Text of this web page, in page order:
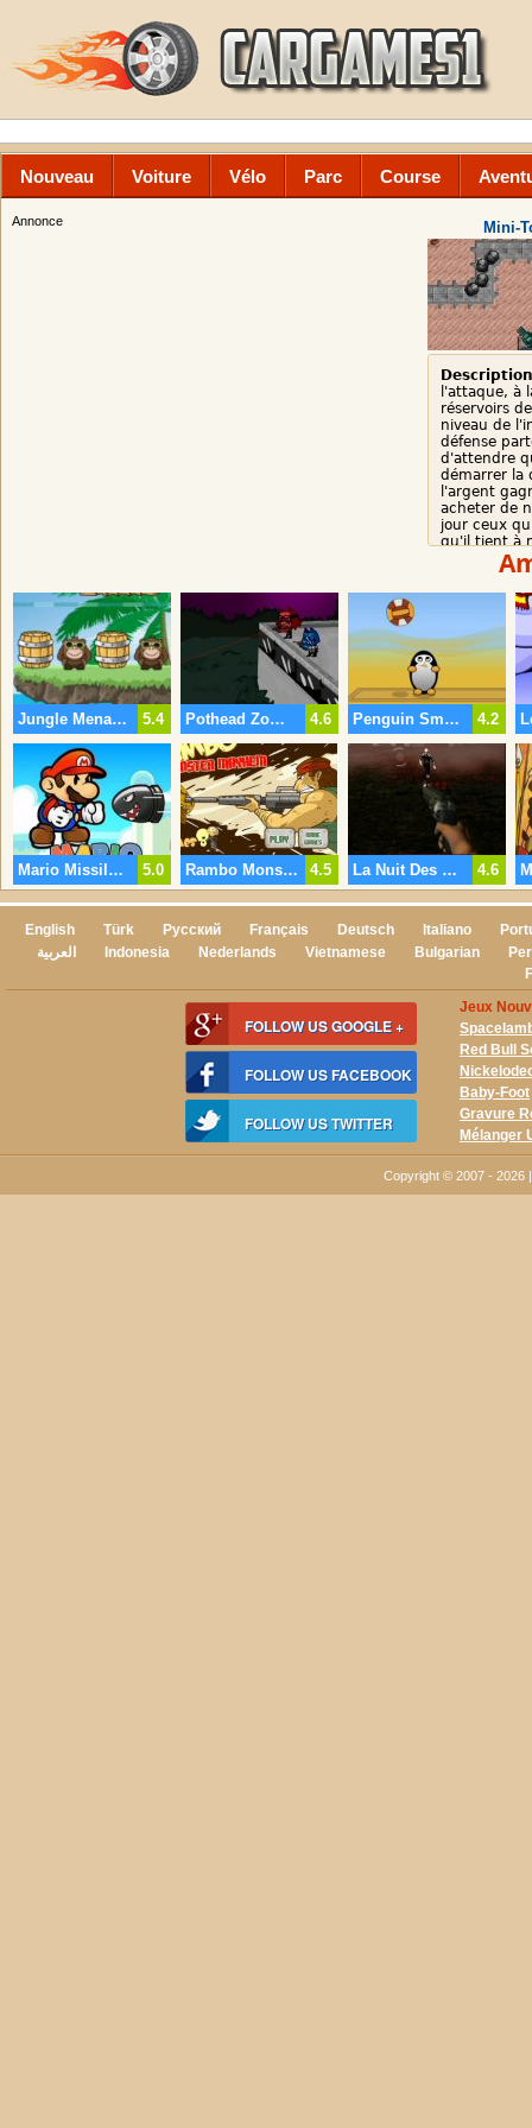
Nouveau Voiture Vélo Parc Course
Annonce Mini-
l'attaque, à
réservoirs
niveau de
défense
d'attendre
démarrer la
l'argent
acheter de
jour ceux
qu'il tient à
efficace?
5.4
Jungle Menace 2 Vacances 4.6
Pothead Zombies 4.2
Penguin Smash
5.0
Mario Missiles Défi 4.5
Rambo Monster Mayhem 4.6
La Nuit Des Zombies
English Türk Русский Français Deutsch Italiano
العربية
Indonesia Nederlands Vietnamese Bulgarian
FOLLOW US GOOGLE +
FOLLOW US FACEBOOK
FOLLOW US TWITTER
Jeux
Red Bull
Baby-Foot
Gravure
Mélanger
Copyright © 2007 - 2026